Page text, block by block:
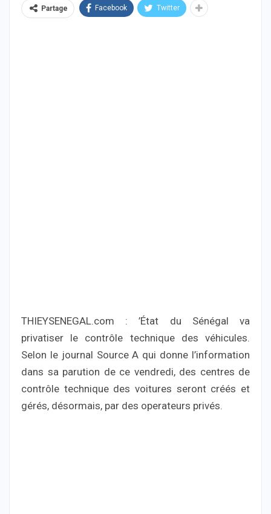
Partage Facebook Twitter
THIEYSENEGAL.com : ’État du Sénégal va
privatiser le contrôle technique des véhicules.
Selon le journal Source A qui donne l’information
dans sa parution de ce vendredi, des centres de
contrôle technique des voitures seront créés et
gérés, désormais, par des operateurs privés.